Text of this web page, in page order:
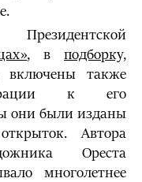
, вподборку,
включены также
к его
они были изданы
Автора
Ореста
многолетнее